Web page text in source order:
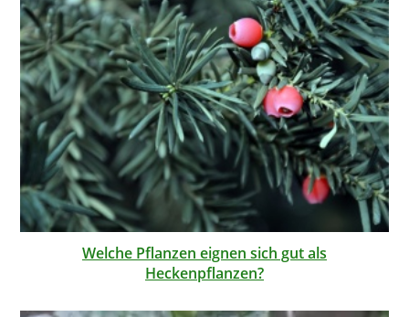
Welche Pflanzen eignen sich gut als
Heckenpflanzen?